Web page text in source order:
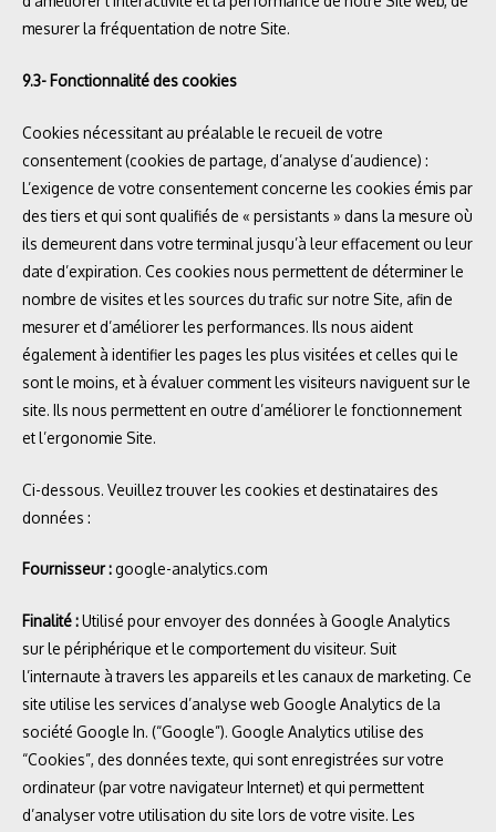
mesurer la fréquentation de notre Site.
9.3- Fonctionnalité des cookies
Cookies nécessitant au préalable le recueil de votre
consentement (cookies de partage, d’analyse d’audience) :
L’exigence de votre consentement concerne les cookies émis par
des tiers et qui sont qualifiés de « persistants » dans la mesure où
ils demeurent dans votre terminal jusqu’à leur effacement ou leur
date d’expiration. Ces cookies nous permettent de déterminer le
nombre de visites et les sources du trafic sur notre Site, afin de
mesurer et d’améliorer les performances. Ils nous aident
également à identifier les pages les plus visitées et celles qui le
sont le moins, et à évaluer comment les visiteurs naviguent sur le
site. Ils nous permettent en outre d’améliorer le fonctionnement
et l’ergonomie Site.
Ci-dessous. Veuillez trouver les cookies et destinataires des
données :
Fournisseur :google-analytics.com
Finalité :Utilisé pour envoyer des données à Google Analytics
sur le périphérique et le comportement du visiteur. Suit
l’internaute à travers les appareils et les canaux de marketing. Ce
site utilise les services d’analyse web Google Analytics de la
société Google In. (“Google”). Google Analytics utilise des
“Cookies”, des données texte, qui sont enregistrées sur votre
ordinateur (par votre navigateur Internet) et qui permettent
d’analyser votre utilisation du site lors de votre visite. Les